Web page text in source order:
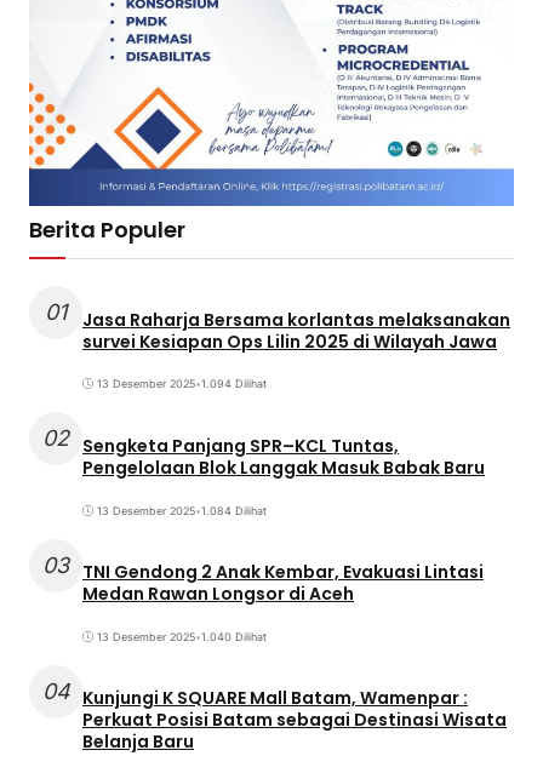
Berita Populer
01
Jasa Raharja Bersama korlantas melaksanakan
survei Kesiapan Ops Lilin 2025 di Wilayah Jawa
13 Desember 2025•1.094 Dilihat
02 Sengketa Panjang SPR–KCL Tuntas,
Pengelolaan Blok Langgak Masuk Babak Baru
13 Desember 2025•1.084 Dilihat
03 TNI Gendong 2 Anak Kembar, Evakuasi Lintasi
Medan Rawan Longsor di Aceh
13 Desember 2025•1.040 Dilihat
04 Kunjungi K SQUARE Mall Batam, Wamenpar :
Perkuat Posisi Batam sebagai Destinasi Wisata
Belanja Baru